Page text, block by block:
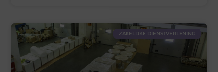
ZAKELIJKE DIENSTVERLENING